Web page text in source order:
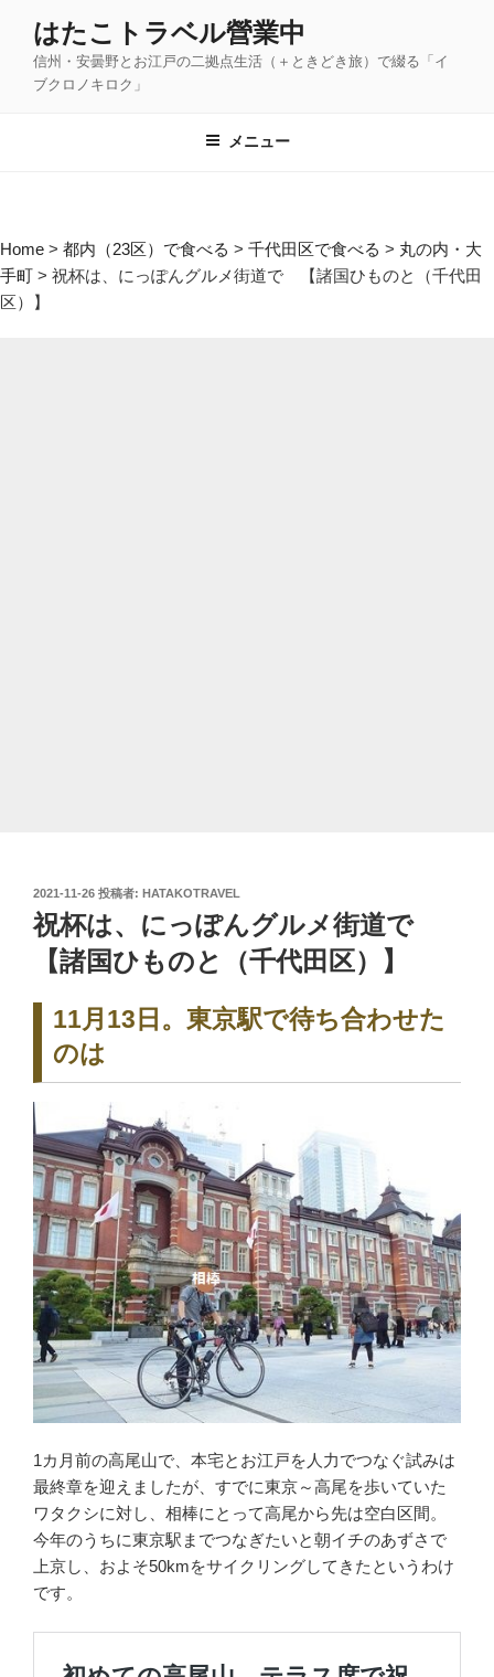
プ
はたこトラベル營業中
信州・安曇野とお江戸の二拠点生活（＋ときどき旅）で綴る「イ
ブクロノキロク」
メニュー
Home > 都内（23区）で食べる > 千代田区で食べる > 丸の内・大
手町 > 祝杯は、にっぽんグルメ街道で 【諸国ひものと（千代田
区）】
投
稿
日:
2021-11-26 投稿者: HATAKOTRAVEL
祝杯は、にっぽんグルメ街道で
【諸国ひものと（千代田区）】
11月13日。東京駅で待ち合わせた
のは
1カ月前の高尾山で、本宅とお江戸を人力でつなぐ試みは
最終章を迎えましたが、すでに東京～高尾を歩いていた
ワタクシに対し、相棒にとって高尾から先は空白区間。
今年のうちに東京駅までつなぎたいと朝イチのあずさで
上京し、およそ50kmをサイクリングしてきたというわけ
です。